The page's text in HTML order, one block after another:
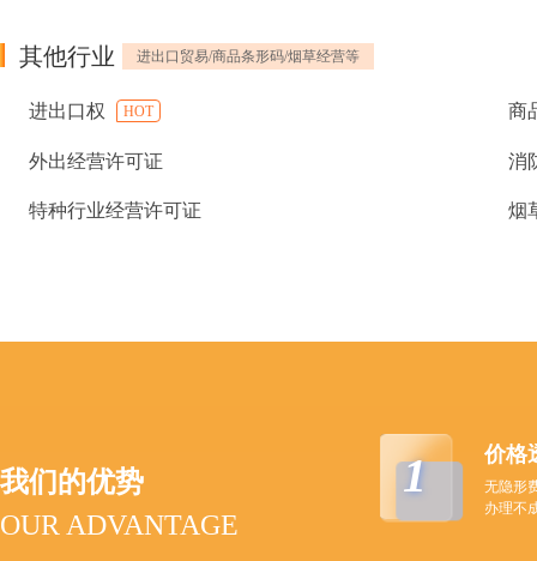
其他行业 进出口贸易/商品条形码/烟草经营等
进出口权 HOT 商
外出经营许可证 消
特种行业经营许可证 烟
我们的优势
OUR ADVANTAGE
1 价格
无隐形
办理不